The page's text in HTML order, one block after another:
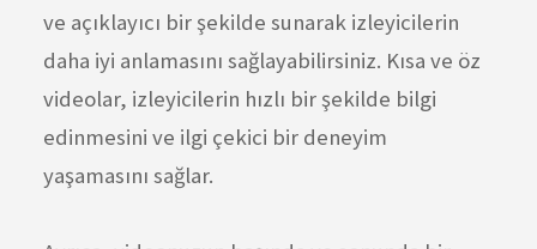
ve açıklayıcı bir şekilde sunarak izleyicilerin
daha iyi anlamasını sağlayabilirsiniz. Kısa ve öz
videolar, izleyicilerin hızlı bir şekilde bilgi
edinmesini ve ilgi çekici bir deneyim
yaşamasını sağlar.